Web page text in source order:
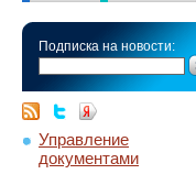
Подписка на новости:
Управление
документами